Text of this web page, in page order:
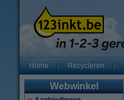
Home Recycleren
Webwinkel